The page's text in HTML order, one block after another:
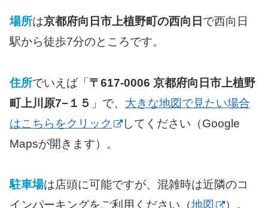
場所は京都府向日市上植野町の西向日 で西向日
駅から徒歩7分のところです。
住所でいえば「〒617-0006 京都府向日市上植野
町上川原7−１５ 」で、 大きな地図で見たい場合
はこちらをクリック
してください（Google
Mapsが開きます）。
駐車場は店頭に可能ですが、混雑時は近隣のコ
インパーキングをご利用ください（地図
）。